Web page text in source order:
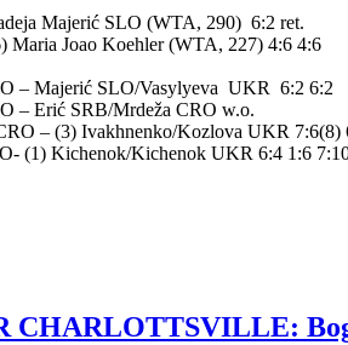
Majerić SLO (WTA, 290) 6:2 ret.
Maria Joao Koehler (WTA, 227) 4:6 4:6
– Majerić SLO/Vasylyeva UKR 6:2 6:2
– Erić SRB/Mrdeža CRO w.o.
– (3) Ivakhnenko/Kozlova UKR 7:6(8)
(1) Kichenok/Kichenok UKR 6:4 1:6
CHARLOTTSVILLE: